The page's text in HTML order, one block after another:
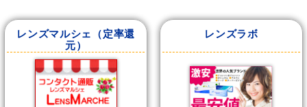
レンズマルシェ（定率還
元）
レンズラボ